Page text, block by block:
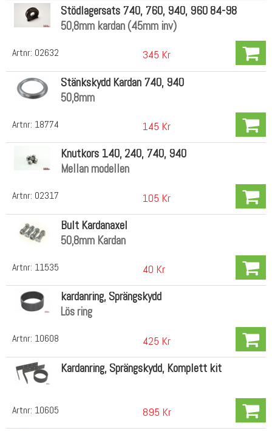
Artnr: 02632
Stödlagersats 740, 760, 940, 960 84-98
50,8mm kardan (45mm inv)
345 Kr
Artnr: 18774
Stänkskydd Kardan 740, 940
50,8mm
145 Kr
Artnr: 02317
Knutkors 140, 240, 740, 940
Mellan modellen
105 Kr
Artnr: 11535
Bult Kardanaxel
50,8mm Kardan
40 Kr
Artnr: 10608
kardanring, Sprängskydd
Lös ring
425 Kr
Artnr: 10605
Kardanring, Sprängskydd, Komplett kit
895 Kr